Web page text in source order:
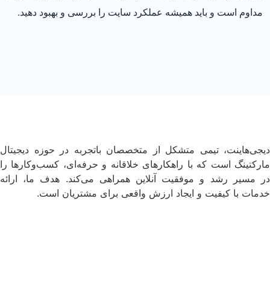
مداوم است و باید همیشه عملکرد سایت را بررسی و بهبود دهید.
دیجی‌هاینت، تیمی متشکل از متخصصان باتجربه در حوزه دیجیتال
مارکتینگ است که با راهکارهای خلاقانه و حرفه‌ای، کسب‌وکارها را
در مسیر رشد و موفقیت آنلاین همراهی می‌کند. هدف ما، ارائه
خدمات با کیفیت و ایجاد ارزش واقعی برای مشتریان است.